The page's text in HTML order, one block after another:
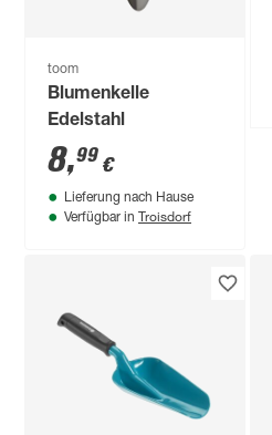
toom
Blumenkelle
Edelstahl
8,99 €
Lieferung nach Hause
Verfügbar in Troisdorf